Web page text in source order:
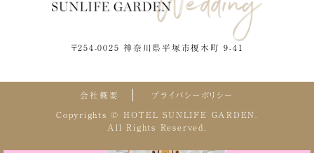
〒254-0025 神奈川県平塚市榎木町 9-41
会社概要
プライバシーポリシー
Copyrights © HOTEL SUNLIFE GARDEN.
All Rights Reserved.